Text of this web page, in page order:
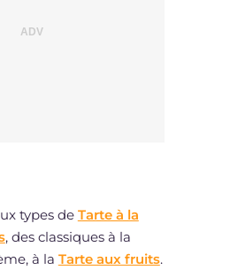
types de Tarte à la
, des classiques à la
à la Tarte aux fruits.